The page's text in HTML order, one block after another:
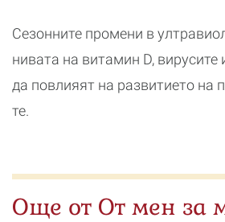
Сезонните промени в
нивата на витамин D, вирусите
да повлияят на развитието на
те.
Още от От мен за